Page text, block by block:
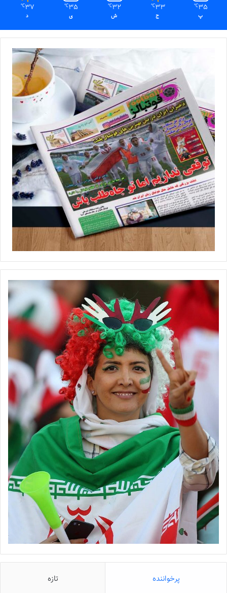
با فوتبالز همراه شوید فوتبالز
را در اینستاگرام دنبال کنید
◾️
footballs.women@
برچسب ها روزنامه ورزشی گیشه مطبوعات
35
℃
پ
33
℃
ج
32
℃
ش
35
℃
ی
37
℃
د
پرخواننده تازه